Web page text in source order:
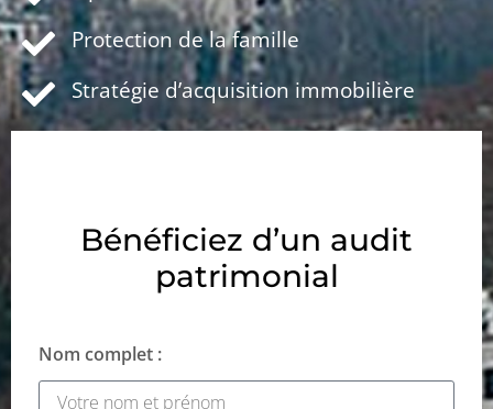
Protection de la famille
Stratégie d’acquisition immobilière
Bénéficiez d’un audit
patrimonial
Nom complet :